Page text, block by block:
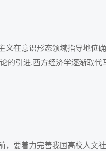
在意识形态领域指导地位
的引进,西方经济学逐渐取
要着力完善我国高校人文